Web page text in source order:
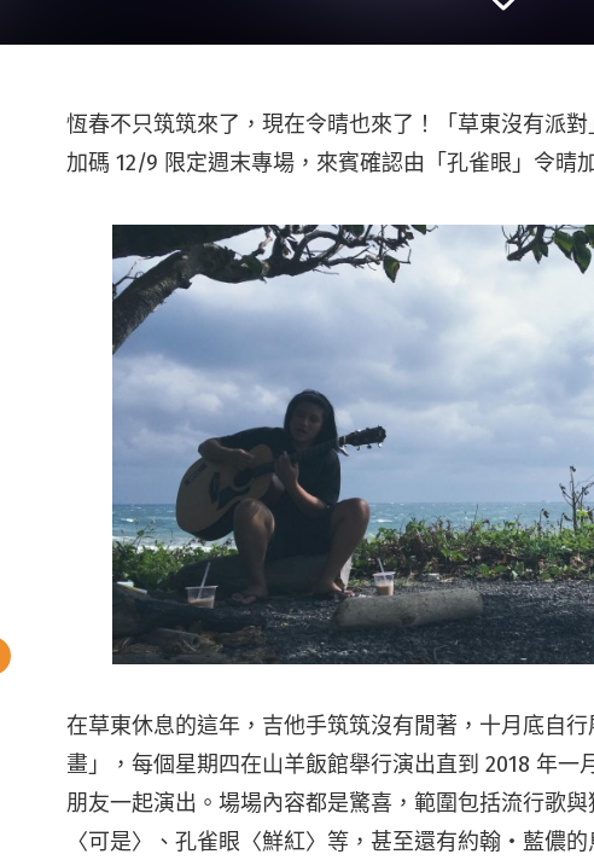
恆春不只筑筑來了，現在令晴也來了！「草東沒有派對
加碼 12/9 限定週末專場，來賓確認由「孔雀眼」令晴
在草東休息的這年，吉他手筑筑沒有閒著，十月底自
畫」，每個星期四在山羊飯館舉行演出直到 2018 年
朋友一起演出。場場內容都是驚喜，範圍包括流行歌
〈可是〉、孔雀眼〈鮮紅〉等，甚至還有約翰・藍儂